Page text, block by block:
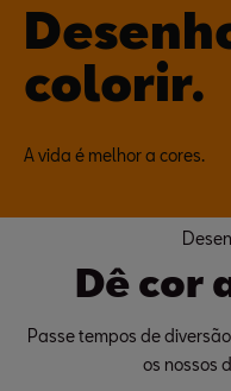
colorir.
A vida é melhor a cores.
Dê cor
Passe tempos de
os nossos